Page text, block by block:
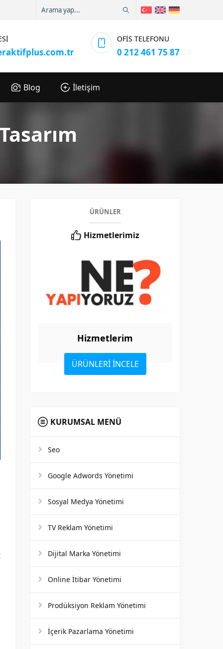
OFİS TELEFONU
0 212 461 75 87
Blog İletişim
ÜRÜNLER
Hizmetlerimiz
Hizmetlerim
ÜRÜNLERİ İNCELE
KURUMSAL MENÜ
Seo
Google Adwords Yönetimi
Sosyal Medya Yönetimi
TV Reklam Yönetimi
Dijital Marka Yönetimi
Online İtibar Yönetimi
Prodüksiyon Reklam Yönetimi
İçerik Pazarlama Yönetimi